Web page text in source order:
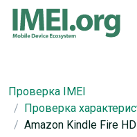
Проверка IMEI
Проверка
Amazon Kindle Fire